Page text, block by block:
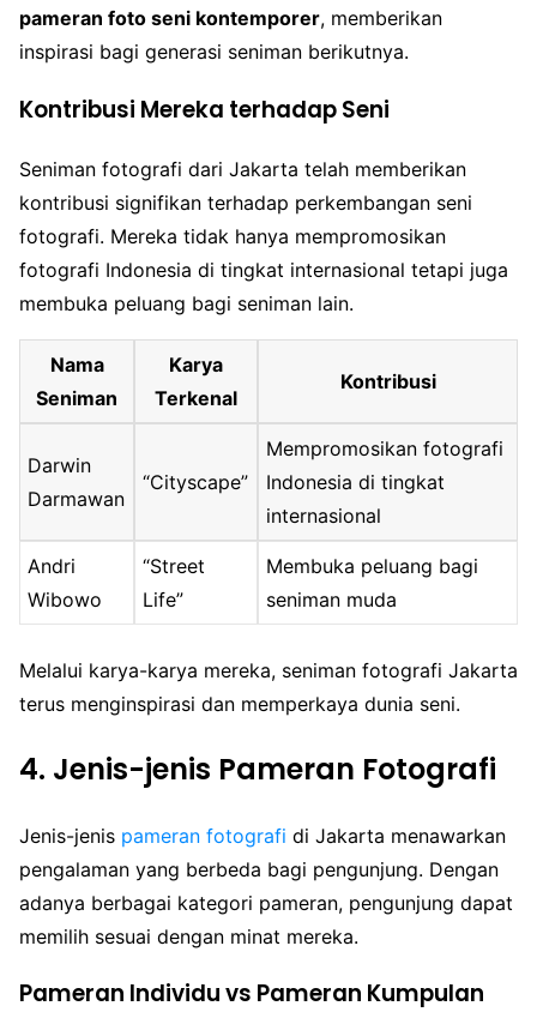
pameran foto seni kontemporer, memberikan
inspirasi bagi generasi seniman berikutnya.
Kontribusi Mereka terhadap Seni
Seniman fotografi dari Jakarta telah memberikan
kontribusi signifikan terhadap perkembangan seni
fotografi. Mereka tidak hanya mempromosikan
fotografi Indonesia di tingkat internasional tetapi juga
membuka peluang bagi seniman lain.
Nama
Seniman
Karya
Terkenal
Kontribusi
Darwin
Darmawan
“Cityscape”
Mempromosikan fotografi
Indonesia di tingkat
internasional
Andri
Wibowo
“Street
Life”
Membuka peluang bagi
seniman muda
Melalui karya-karya mereka, seniman fotografi Jakarta
terus menginspirasi dan memperkaya dunia seni.
4. Jenis-jenis Pameran Fotografi
Jenis-jenis pameran fotografi di Jakarta menawarkan
pengalaman yang berbeda bagi pengunjung. Dengan
adanya berbagai kategori pameran, pengunjung dapat
memilih sesuai dengan minat mereka.
Pameran Individu vs Pameran Kumpulan